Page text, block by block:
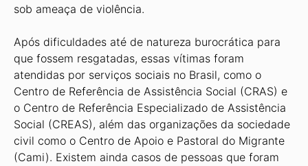
sob ameaça de violência.
Após dificuldades até de natureza burocrática para
que fossem resga­tadas, essas vítimas foram
atendidas por serviços sociais no Brasil, como o
Centro de Referência de Assistência Social (CRAS) e
o Centro de Referên­cia Especializado de Assistência
So­cial (CREAS), além das organizações da sociedade
civil como o Centro de Apoio e Pastoral do Migrante
(Cami). Existem ainda casos de pessoas que foram